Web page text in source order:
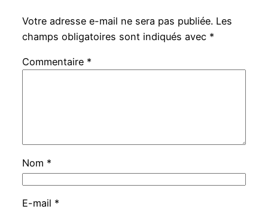
Votre adresse e-mail ne sera pas publiée. Les
champs obligatoires sont indiqués avec *
Commentaire *
Nom *
E-mail *